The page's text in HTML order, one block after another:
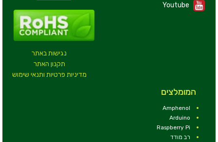
נגישות באתר
תקנון האתר
מדיניות פרטיות ותנאי שימוש
Youtube
המומלצים
Amphenol
Arduino
Raspberry Pi
רב מודד